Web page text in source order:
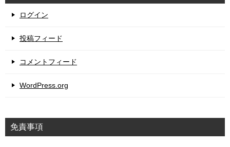
ログイン
投稿フィード
コメントフィード
WordPress.org
免責事項